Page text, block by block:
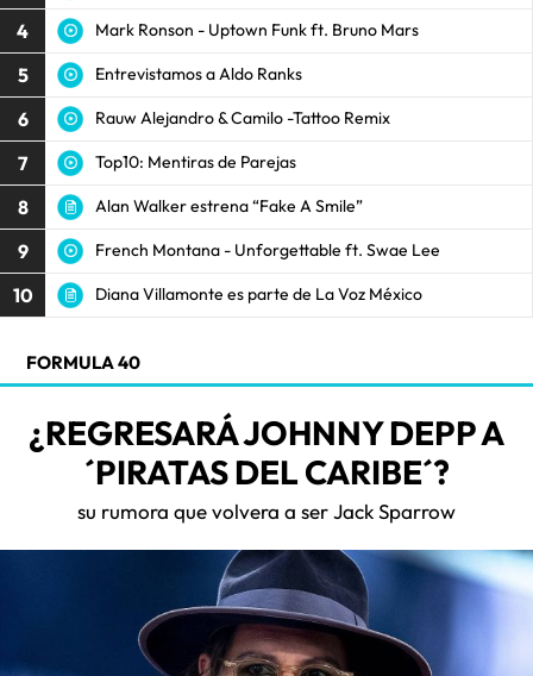
4 Mark Ronson - Uptown Funk ft. Bruno Mars
5 Entrevistamos a Aldo Ranks
6 Rauw Alejandro & Camilo -Tattoo Remix
7 Top10: Mentiras de Parejas
8 Alan Walker estrena “Fake A Smile”
9 French Montana - Unforgettable ft. Swae Lee
10 Diana Villamonte es parte de La Voz México
FORMULA 40
¿REGRESARÁ JOHNNY DEPP A
´PIRATAS DEL CARIBE´?
su rumora que volvera a ser Jack Sparrow